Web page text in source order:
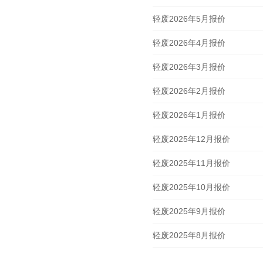
轻废2026年5月报价
轻废2026年4月报价
轻废2026年3月报价
轻废2026年2月报价
轻废2026年1月报价
轻废2025年12月报价
轻废2025年11月报价
轻废2025年10月报价
轻废2025年9月报价
轻废2025年8月报价